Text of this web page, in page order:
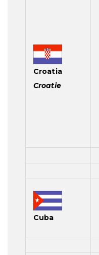
Croatia
Croatie
Cuba